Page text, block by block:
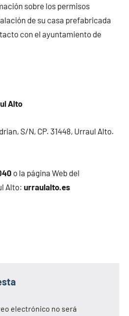
sobre los permisos
de su casa prefabricada
con el ayuntamiento de
Alto
S/N, CP. 31448, Urraul Alto.
o la página Web del
Alto: urraulalto.es
electrónico no será